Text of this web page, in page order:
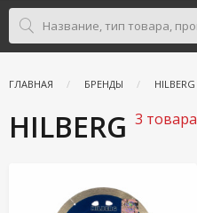
ГЛАВНАЯ БРЕНДЫ HILBERG
HILBERG 3 товара